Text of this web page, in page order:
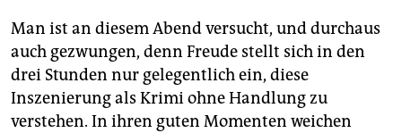
Man ist an diesem Abend versucht, und durchaus
auch gezwungen, denn Freude stellt sich in den
drei Stunden nur gelegentlich ein, diese
Inszenierung als Krimi ohne Handlung zu
verstehen. In ihren guten Momenten weichen